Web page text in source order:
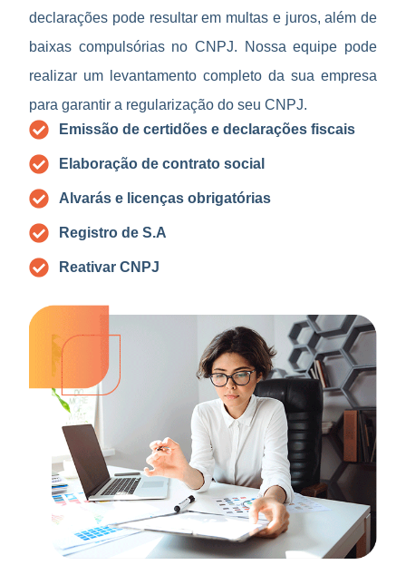
declarações pode resultar em multas e juros, além de
baixas compulsórias no CNPJ. Nossa equipe pode
realizar um levantamento completo da sua empresa
para garantir a regularização do seu CNPJ.
Emissão de certidões e declarações fiscais
Elaboração de contrato social
Alvarás e licenças obrigatórias
Registro de S.A
Reativar CNPJ